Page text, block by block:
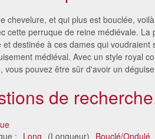
chevelure, et qui plus est bouclée,
cette perruque de reine médiévale. La
et destinée à ces dames qui voudraient
médiéval. Avec un style royal
vous pouvez être sûr d'avoir un
de
: Long (Longueur) Bouclé/Ondulé